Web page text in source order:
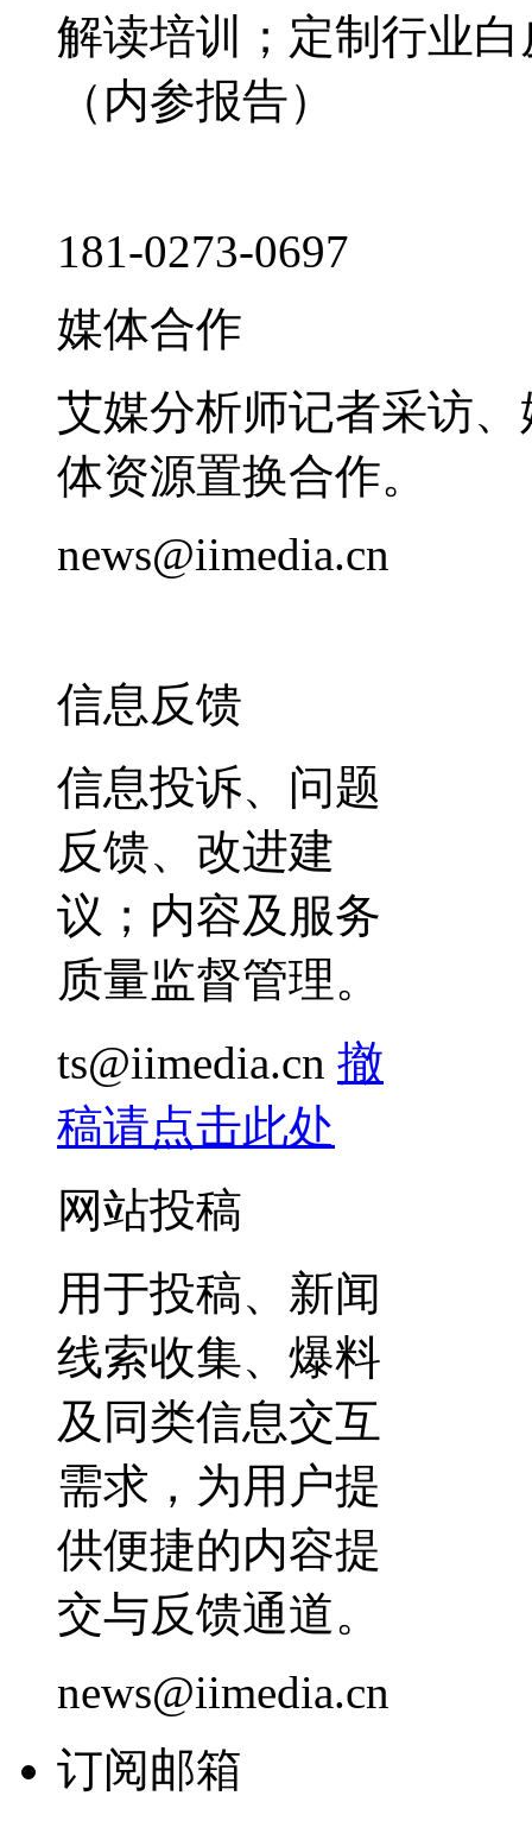
解读培训；定制行业
（内参报告）
181-0273-0697
媒体合作
艾媒分析师记者采访
体资源置换合作。
news@iimedia.cn
信息反馈
信息投诉、问题
反馈、改进建
议；内容及服务
质量监督管理。
ts@iimedia.cn 撤
稿请点击此处
网站投稿
用于投稿、新闻
线索收集、爆料
及同类信息交互
需求，为用户提
供便捷的内容提
交与反馈通道。
news@iimedia.cn
订阅邮箱